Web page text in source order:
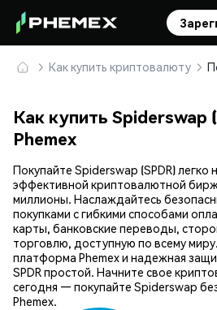
Как купить криптовалюту
Как купить Spiderswap
Phemex
Покупайте Spiderswap (SPDR) легко
эффективной криптовалютной
миллионы. Наслаждайтесь
покупками с гибкими способами
карты, банковские переводы,
торговлю, доступную по всему
платформа Phemex и надежная
SPDR простой. Начните свое
сегодня — покупайте Spiderswap
Phemex.